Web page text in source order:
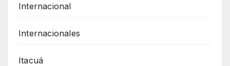
Internacional
Internacionales
Itacuá